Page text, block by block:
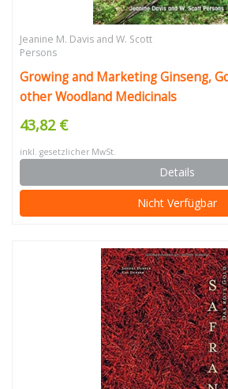
Jeanine M. Davis and W. Scott
Persons
Growing and Marketing Ginseng,
other Woodland Medicinals
43,82 €
inkl. gesetzlicher MwSt.
Details
Nicht Verfügbar